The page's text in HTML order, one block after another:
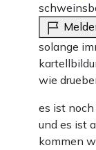
solange
wie
es ist
und es ist
kommen